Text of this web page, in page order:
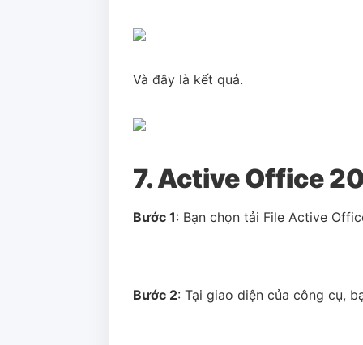
Và đây là kết quả.
7. Active Office
Bước 1: Bạn chọn tải File Active
Bước 2: Tại giao diện của công cụ,